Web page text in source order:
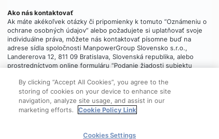
Ako nás kontaktovať
Ak máte akékoľvek otázky či pripomienky k tomuto “Oznámeniu o
ochrane osobných údajov” alebo požadujete si uplatňovať svoje
individuálne práva, môžete nás kontaktovať písomne buď na
adrese sídla spoločnosti ManpowerGroup Slovensko s.r.o.,
Landererova 12, 811 09 Bratislava, Slovenská republika, alebo
prostredníctvom online formuláru “Podanie žiadosti subjektu
By clicking “Accept All Cookies”, you agree to the
storing of cookies on your device to enhance site
navigation, analyze site usage, and assist in our
marketing efforts.
Cookie Policy Link
Cookies Settings